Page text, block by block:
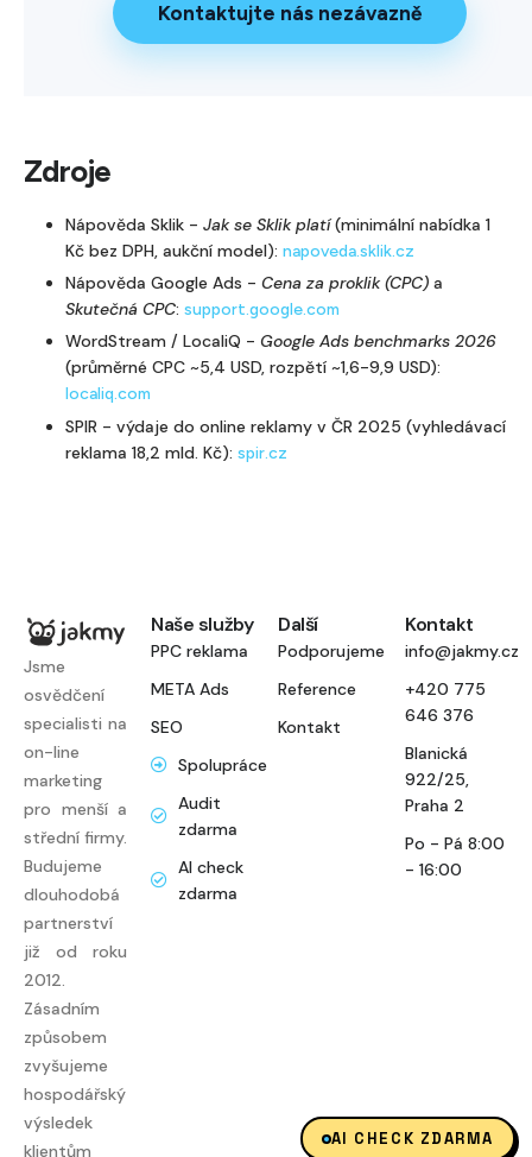
Kontaktujte nás nezávazně
Zdroje
Nápověda Sklik - Jak se Sklik platí(minimální nabídka 1
Kč bez DPH, aukční model): napoveda.sklik.cz
Nápověda Google Ads - Cena za proklik (CPC) a
Skutečná CPC: support.google.com
WordStream / LocaliQ - Google Ads benchmarks 2026
(průměrné CPC ~5,4 USD, rozpětí ~1,6-9,9 USD):
localiq.com
SPIR - výdaje do online reklamy v ČR 2025 (vyhledávací
reklama 18,2 mld. Kč): spir.cz
Jsme
osvědčení
specialisti na
on-line
marketing
pro menší a
střední firmy.
Budujeme
dlouhodobá
partnerství
již od roku
2012.
Zásadním
způsobem
zvyšujeme
hospodářský
výsledek
klientům
Naše služby
PPC reklama
META Ads
SEO
Spolupráce
Audit
zdarma
AI check
zdarma
Další
Podporujeme
Reference
Kontakt
Kontakt
info@jakmy.cz
+420 775
646 376
Blanická
922/25,
Praha 2
Po - Pá 8:00
- 16:00
AI CHECK ZDARMA